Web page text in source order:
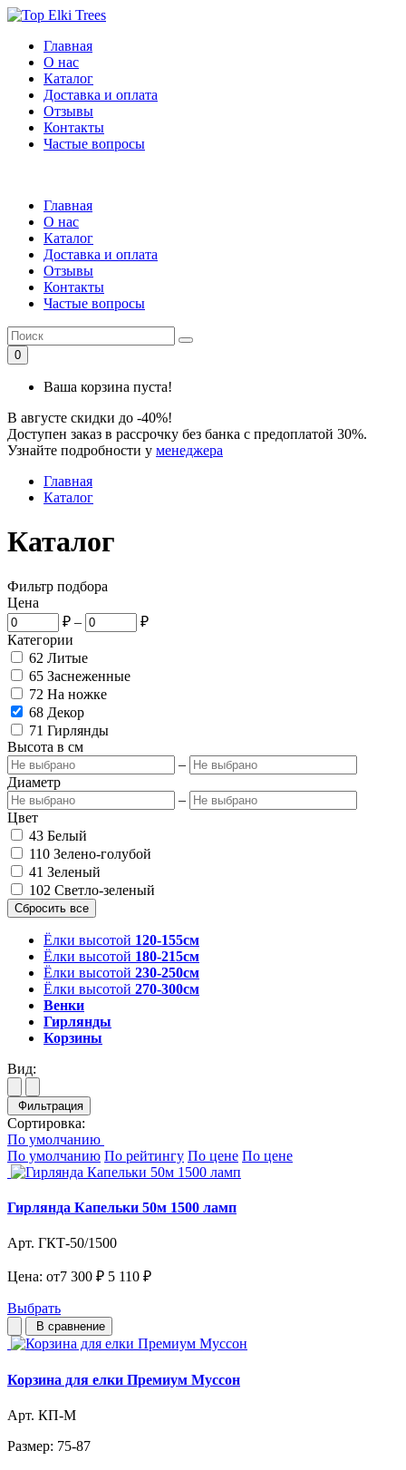
Главная
О нас
Каталог
Доставка и оплата
Отзывы
Контакты
Частые вопросы
Главная
О нас
Каталог
Доставка и оплата
Отзывы
Контакты
Частые вопросы
0
Ваша корзина пуста!
В августе скидки до -40%!
Доступен заказ в рассрочку без банка с предоплатой 30%.
Узнайте подробности у менеджера
Главная
Каталог
Каталог
Фильтр подбора
Цена
₽ –
₽
Категории
62 Литые
65 Заснеженные
72 На ножке
68 Декор
71 Гирлянды
Высота в см
–
Диаметр
–
Цвет
43 Белый
110 Зелено-голубой
41 Зеленый
102 Светло-зеленый
Ёлки высотой 120-155см
Ёлки высотой 180-215см
Ёлки высотой 230-250см
Ёлки высотой 270-300см
Венки
Гирлянды
Корзины
Вид:
Фильтрация
Сортировка:
По умолчанию
По умолчанию По рейтингу По цене По цене
Гирлянда Капельки 50м 1500 ламп
Арт. ГКТ-50/1500
Цена: от7 300 ₽ 5 110 ₽
Выбрать
В сравнение
Корзина для елки Премиум Муссон
Арт. КП-М
Размер: 75-87